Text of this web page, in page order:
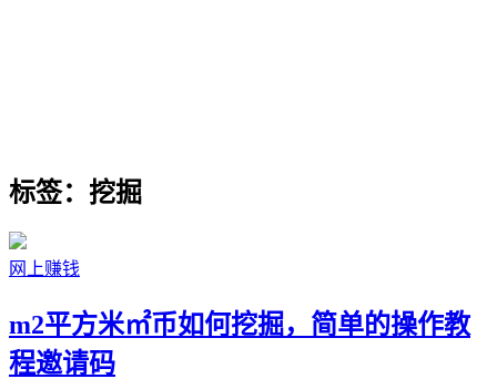
标签：挖掘
网上赚钱
m2平方米㎡币如何挖掘，简单的操作教
程邀请码